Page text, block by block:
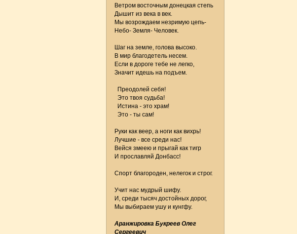
Ветром восточным донецкая степь
Дышит из века в век.
Мы возрождаем незримую цепь-
Небо- Земля- Человек.
Шаг на земле, голова высоко.
В мир благодетель несем.
Если в дороге тебе не легко,
Значит идешь на подъем.
Преодолей себя!
Это твоя судьба!
Истина - это храм!
Это - ты сам!
Руки как веер, а ноги как вихрь!
Лучшие - все среди нас!
Вейся змеею и прыгай как тигр
И прославляй Донбасс!
Спорт благороден, нелегок и строг.
Учит нас мудрый шифу.
И, среди тысяч достойных дорог,
Мы выбираем ушу и кунгфу.
Аранжировка Букреев Олег
Сергеевич